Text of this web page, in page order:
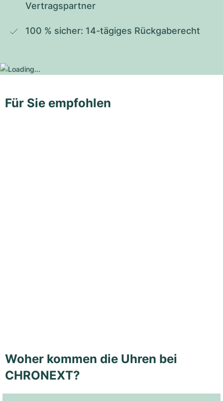
Vertragspartner
100 % sicher: 14-tägiges Rückgaberecht
Für Sie empfohlen
Woher kommen die Uhren bei
CHRONEXT?